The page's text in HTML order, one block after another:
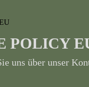
POLICY
uns über unser